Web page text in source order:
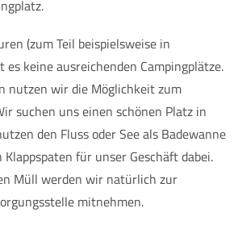
(zum Teil beispielsweise in
es keine ausreichenden Campingplätze.
nutzen wir die Möglichkeit zum
suchen uns einen schönen Platz in
den Fluss oder See als Badewanne
Klappspaten für unser Geschäft dabei.
Müll werden wir natürlich zur
mitnehmen.